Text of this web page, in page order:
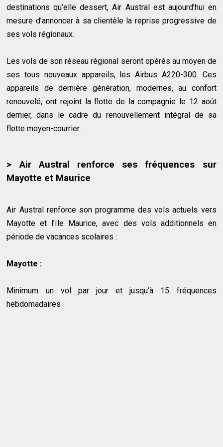
destinations qu’elle dessert, Air Austral est aujourd’hui en
mesure d’annoncer à sa clientèle la reprise progressive de
ses vols régionaux.
Les vols de son réseau régional seront opérés au moyen de
ses tous nouveaux appareils, les Airbus A220-300. Ces
appareils de dernière génération, modernes, au confort
renouvelé, ont rejoint la flotte de la compagnie le 12 août
dernier, dans le cadre du renouvellement intégral de sa
flotte moyen-courrier.
> Air Austral renforce ses fréquences sur
Mayotte et Maurice
Air Austral renforce son programme des vols actuels vers
Mayotte et l’ïle Maurice, avec des vols additionnels en
période de vacances scolaires :
Mayotte :
Minimum un vol par jour et jusqu’à 15 fréquences
hebdomadaires